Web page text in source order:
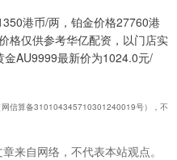
港币/两，铂金价格27760港
格仅供参考华亿配资，以门店实
AU9999最新价为1024.0元/
信算备310104345710301240019号），不
来自网络，不代表本站观点。